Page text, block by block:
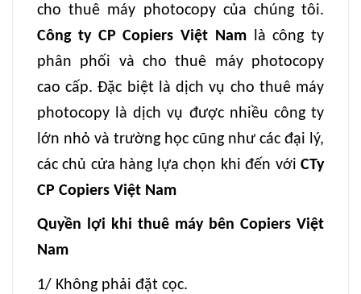
cho thuê máy photocopy của chúng tôi.
Công ty CP Copiers Việt Namlà công ty
phân phối và cho thuê máy photocopy
cao cấp. Đặc biệt là dịch vụ cho thuê máy
photocopy là dịch vụ được nhiều công ty
lớn nhỏ và trường học cũng như các đại lý,
các chủ cửa hàng lựa chọn khi đến với CTy
CP Copiers Việt Nam
Quyền lợi khi thuê máy bên Copiers Việt
Nam
1/ Không phải đặt cọc.